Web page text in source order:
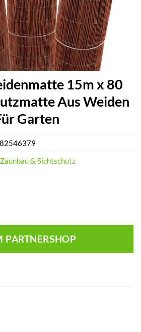
15m x 80
Aus Weiden
Garten
PARTNERSHOP
& Sichtschutz